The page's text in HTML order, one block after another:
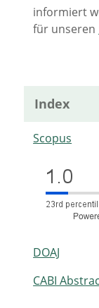
informiert
für unseren
Index
Scopus
DOAJ
CABI